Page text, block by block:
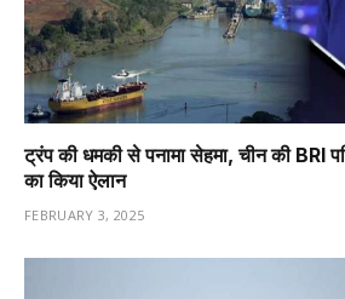
ट्रंप की धमकी से पनामा सेहमा, चीन की BRI
का किया ऐलान
FEBRUARY 3, 2025